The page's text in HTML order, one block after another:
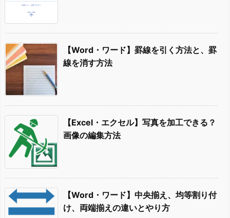
【Word・ワード】罫線を引く方法と、罫
線を消す方法
【Excel・エクセル】写真を加工できる？
画像の編集方法
【Word・ワード】中央揃え、均等割り付
け、両端揃えの違いとやり方